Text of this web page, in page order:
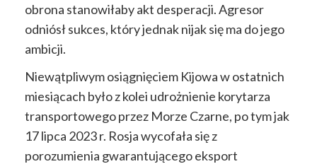
obrona stanowiłaby akt desperacji. Agresor
odniósł sukces, który jednak nijak się ma do jego
ambicji.
Niewątpliwym osiągnięciem Kijowa w ostatnich
miesiącach było z kolei udrożnienie korytarza
transportowego przez Morze Czarne, po tym jak
17 lipca 2023 r. Rosja wycofała się z
porozumienia gwarantującego eksport